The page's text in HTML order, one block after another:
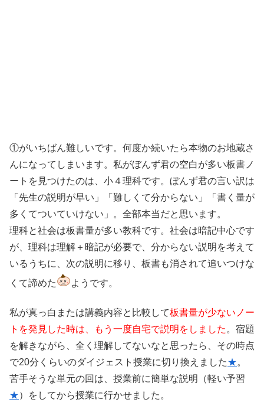
①がいちばん難しいです。何度か続いたら本物のお地蔵さ
んになってしまいます。私がぼんず君の空白が多い板書ノ
ートを見つけたのは、小４理科です。ぼんず君の言い訳は
「先生の説明が早い」「難しくて分からない」「書く量が
多くてついていけない」。全部本当だと思います。
理科と社会は板書量が多い教科です。社会は暗記中心です
が、理科は理解＋暗記が必要で、分からない説明を考えて
いるうちに、次の説明に移り、板書も消されて追いつけな
くて諦めた
ようです。
私が真っ白または講義内容と比較して板書量が少ないノー
トを発見した時は、もう一度自宅で説明をしました 。宿題
を解きながら、全く理解してないなと思ったら、その時点
で20分くらいのダイジェスト授業に切り換えました★。
苦手そうな単元の回は、授業前に簡単な説明（軽い予習
★）をしてから授業に行かせました。